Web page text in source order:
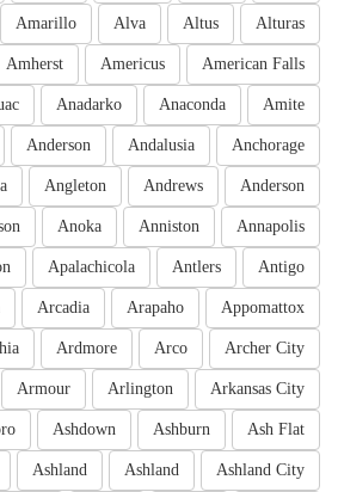
Alturas
Altus
Alva
Amarillo
American Falls
Americus
Amherst
Amite
Anaconda
Anadarko
Anchorage
Andalusia
Anderson
Anderson
Andrews
Angleton
Annapolis
Anniston
Anoka
Antigo
Antlers
Apalachicola
Appomattox
Arapaho
Arcadia
Archer City
Arco
Ardmore
Arkansas City
Arlington
Armour
Ash Flat
Ashburn
Ashdown
Ashland City
Ashland
Ashland